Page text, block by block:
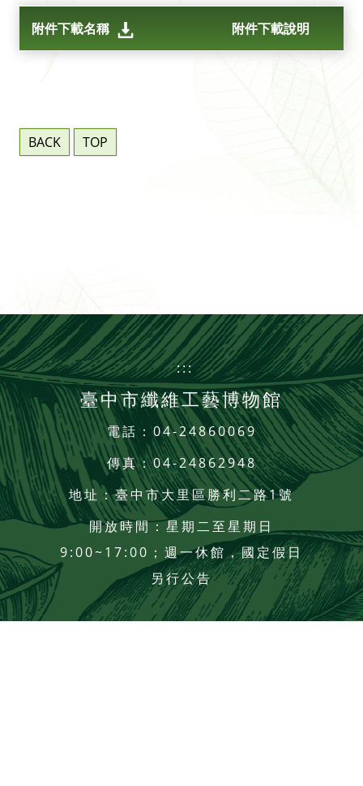
附件下載名稱 附件下載說明
BACK TOP
:::
臺中市纖維工藝博物館
電話 ：04-24860069
傳真：04-24862948
地址：臺中市大里區勝利二路1號
開放時間：星期二至星期日
9:00~17:00；週一休館，國定假日
另行公告